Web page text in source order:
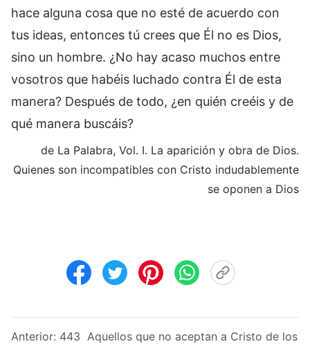
hace alguna cosa que no esté de acuerdo con
tus ideas, entonces tú crees que Él no es Dios,
sino un hombre. ¿No hay acaso muchos entre
vosotros que habéis luchado contra Él de esta
manera? Después de todo, ¿en quién creéis y de
qué manera buscáis?
de La Palabra, Vol. I. La aparición y obra de Dios.
Quienes son incompatibles con Cristo indudablemente
se oponen a Dios
Anterior: 443 Aquellos que no aceptan a Cristo de los